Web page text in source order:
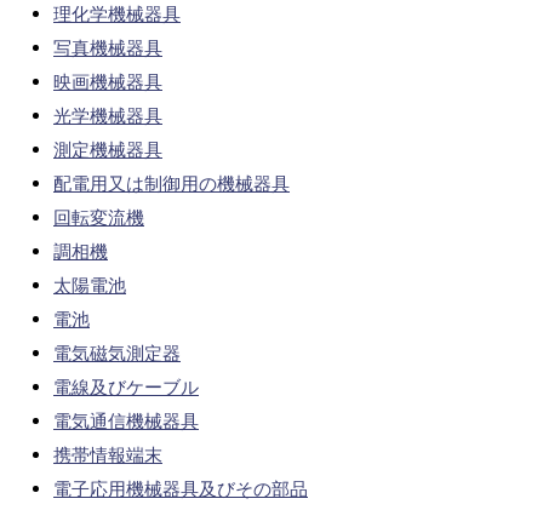
理化学機械器具
写真機械器具
映画機械器具
光学機械器具
測定機械器具
配電用又は制御用の機械器具
回転変流機
調相機
太陽電池
電池
電気磁気測定器
電線及びケーブル
電気通信機械器具
携帯情報端末
電子応用機械器具及びその部品